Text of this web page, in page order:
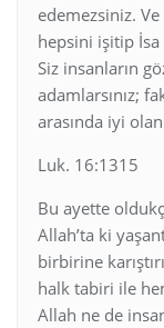
edemezsiniz.
hepsini işitip
Siz insanların
adamlarsınız;
arasında iyi
Luk. 16:1315
Bu ayette
Allah’ta ki
birbirine
halk tabiri ile
Allah ne de